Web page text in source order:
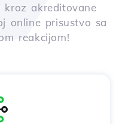
kroz akreditovane
online prisustvo sa
reakcijom!